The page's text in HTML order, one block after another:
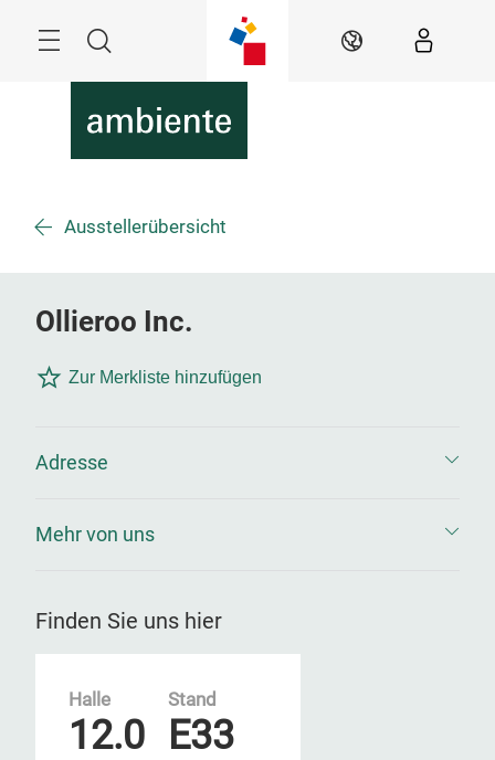
Suche DE
Ausstellerübersicht
Ollieroo Inc.
Zur Merkliste hinzufügen
Adresse
Mehr von uns
Finden Sie uns hier
Halle
12.0
Stand
E33